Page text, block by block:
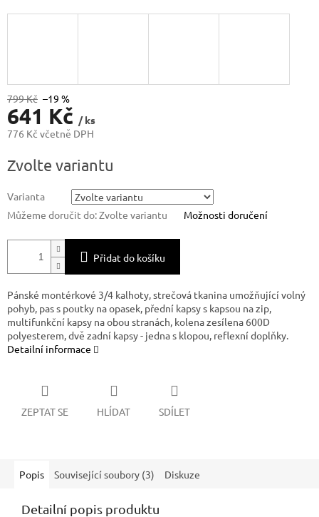
799 Kč –19 %
641 Kč / ks
776 Kč včetně DPH
cena:
Zvolte variantu
Varianta
Můžeme doručit do:Zvolte variantu Možnosti doručení
Přidat do košíku
Pánské montérkové 3/4 kalhoty, strečová tkanina umožňující volný
pohyb, pas s poutky na opasek, přední kapsy s kapsou na zip,
multifunkční kapsy na obou stranách, kolena zesílena 600D
polyesterem, dvě zadní kapsy - jedna s klopou, reflexní doplňky.
Detailní informace
ZEPTAT SE HLÍDAT SDÍLET
Popis Související soubory (3) Diskuze
Detailní popis produktu